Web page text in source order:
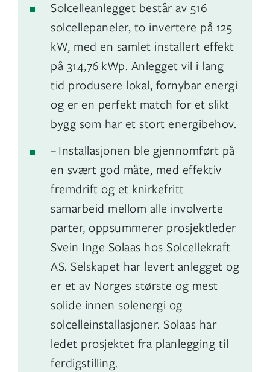
Solcelleanlegget består av 516
solcellepaneler, to invertere på 125
kW, med en samlet installert effekt
på 314,76 kWp. Anlegget vil i lang
tid produsere lokal, fornybar energi
og er en perfekt match for et slikt
bygg som har et stort energibehov.
– Installasjonen ble gjennomført på
en svært god måte, med effektiv
fremdrift og et knirkefritt
samarbeid mellom alle involverte
parter, oppsummerer prosjektleder
Svein Inge Solaas hos Solcellekraft
AS. Selskapet har levert anlegget og
er et av Norges største og mest
solide innen solenergi og
solcelleinstallasjoner. Solaas har
ledet prosjektet fra planlegging til
ferdigstilling.